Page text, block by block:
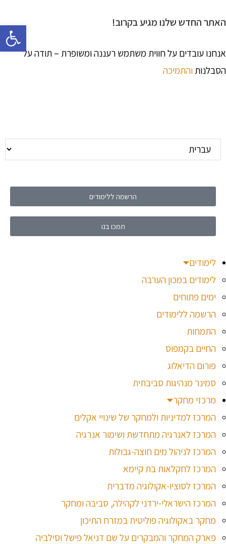
האתר החדש שלנו מגיע בקרוב!
אנחנו עובדים על חווית משתמש רעננה ומשופרת – תודה על
הסבלנותוהתמיכה
הרשמה ללימודים
תמכו בנו
לימודים
לימודים במכון הערבה
ימים פתוחים
הרשמה ללימודים
התמחות
החיים בקמפוס
פורום הדיאלוג
סמינר מנהיגות סביבתית
מרכזי מחקר
המרכז למדיניות ולמחקר של שינויי אקלים
המרכז לאנרגיה מתחדשת ושימור אנרגיה
המרכז לניהול מים חוצה-גבולות
המרכז לחקלאות בת קיימא
המרכז לסוציו-אקולוגיה מדברית
המרכז הישראלי-ירדני לקהילה, סביבה ומחקר
מחקר באקולוגיה פוליטית במזרח התיכון
פארק המחקר והמבקרים על שם דניאל פישל וסילביה